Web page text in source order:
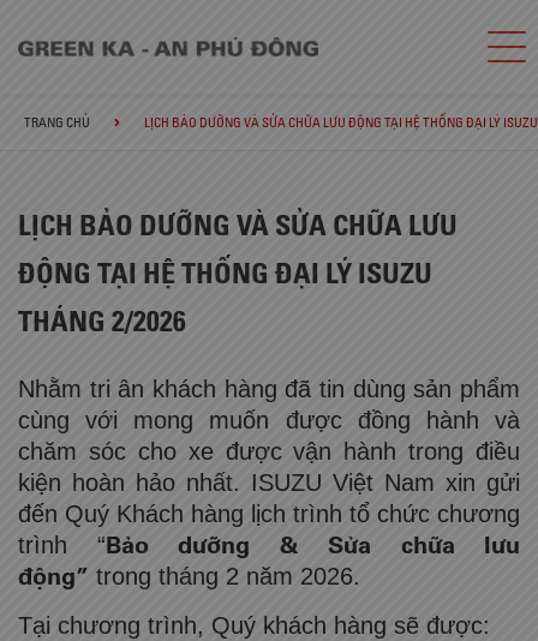
TRANG CHỦ LỊCH BẢO DƯỠNG VÀ SỬA CHỮA LƯU ĐỘNG TẠI HỆ THỐNG ĐẠI LÝ
LỊCH BẢO DƯỠNG VÀ SỬA CHỮA LƯU
ĐỘNG TẠI HỆ THỐNG ĐẠI LÝ ISUZU
THÁNG 2/2026
Nhằm tri ân khách hàng đã tin dùng sản phẩm
cùng với mong muốn được đồng hành và
chăm sóc cho xe được vận hành trong điều
kiện hoàn hảo nhất. ISUZU Việt Nam xin gửi
đến Quý Khách hàng lịch trình tổ chức chương
trình “Bảo dưỡng & Sửa chữa lưu
động” trong tháng 2 năm 2026.
Tại chương trình, Quý khách hàng sẽ được: